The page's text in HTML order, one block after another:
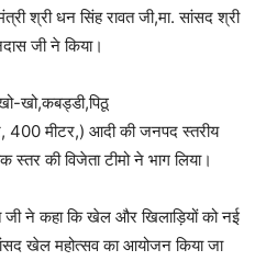
श्री धन सिंह रावत जी,मा. सांसद श्री
जी ने किया।
खो,कबड्डी,पिठू
400 मीटर,) आदी की जनपद स्तरीय
स्तर की विजेता टीमो ने भाग लिया।
जी ने कहा कि खेल और खिलाड़ियों को नई
खेल महोत्सव का आयोजन किया जा